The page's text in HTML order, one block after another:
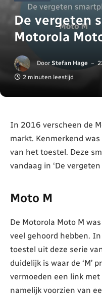
De vergeten
Motorola
Door Stefan Hage
2 minuten leestijd
In 2016 verscheen de
markt. Kenmerkend
van het toestel. Deze
vandaag in ‘De
Moto M
De Motorola Moto M
veel gehoord hebben.
toestel uit deze serie
duidelijk is waar de ‘M’
vermoeden een link met
namelijk voorzien van